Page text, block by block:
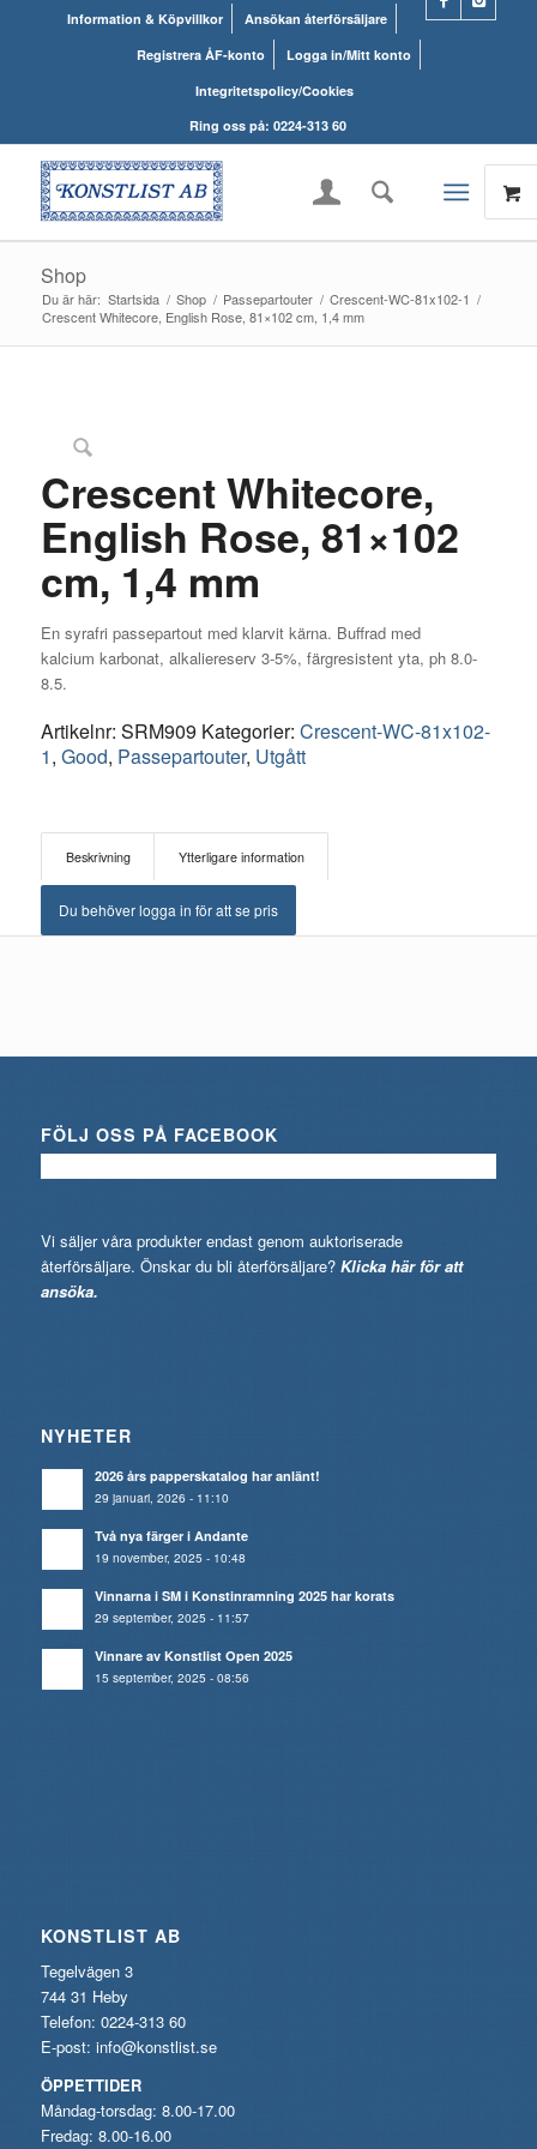
Information & Köpvillkor
Ansökan återförsäljare
Registrera ÅF-konto
Logga in/Mitt konto
Integritetspolicy/Cookies
Ring oss på: 0224-313 60
Shop
Du är här: Startsida / Shop / Passepartouter / Crescent-WC-81x102-1 /
Crescent Whitecore, English Rose, 81×102 cm, 1,4 mm
Crescent Whitecore,
English Rose, 81×102
cm, 1,4 mm
En syrafri passepartout med klarvit kärna. Buffrad med
kalcium karbonat, alkaliereserv 3-5%, färgresistent yta, ph 8.0-
8.5.
Artikelnr: SRM909 Kategorier: Crescent-WC-81x102-
1, Good, Passepartouter, Utgått
Beskrivning Ytterligare information
Du behöver logga in för att se pris
FÖLJ OSS PÅ FACEBOOK
Vi säljer våra produkter endast genom auktoriserade
återförsäljare. Önskar du bli återförsäljare? Klicka här för att
ansöka.
NYHETER
2026 års papperskatalog har anlänt!
29 januari, 2026 - 11:10
Två nya färger i Andante
19 november, 2025 - 10:48
Vinnarna i SM i Konstinramning 2025 har korats
29 september, 2025 - 11:57
Vinnare av Konstlist Open 2025
15 september, 2025 - 08:56
KONSTLIST AB
Tegelvägen 3
744 31 Heby
Telefon: 0224-313 60
E-post: info@konstlist.se
ÖPPETTIDER
Måndag-torsdag: 8.00-17.00
Fredag: 8.00-16.00